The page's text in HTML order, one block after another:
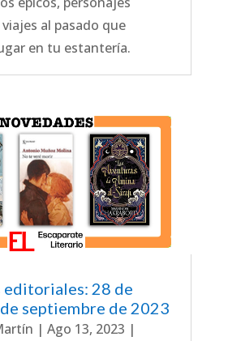
al pasado que
en tu estantería.
editoriales: 28 de
septiembre de 2023
| Ago 13, 2023 |